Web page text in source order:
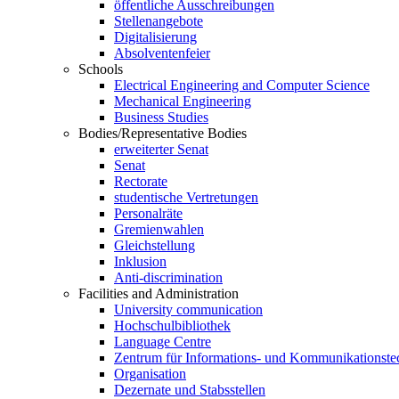
öffentliche Ausschreibungen
Stellenangebote
Digitalisierung
Absolventenfeier
Schools
Electrical Engineering and Computer Science
Mechanical Engineering
Business Studies
Bodies/Representative Bodies
erweiterter Senat
Senat
Rectorate
studentische Vertretungen
Personalräte
Gremienwahlen
Gleichstellung
Inklusion
Anti-discrimination
Facilities and Administration
University communication
Hochschulbibliothek
Language Centre
Zentrum für Informations- und
Organisation
Dezernate und Stabsstellen